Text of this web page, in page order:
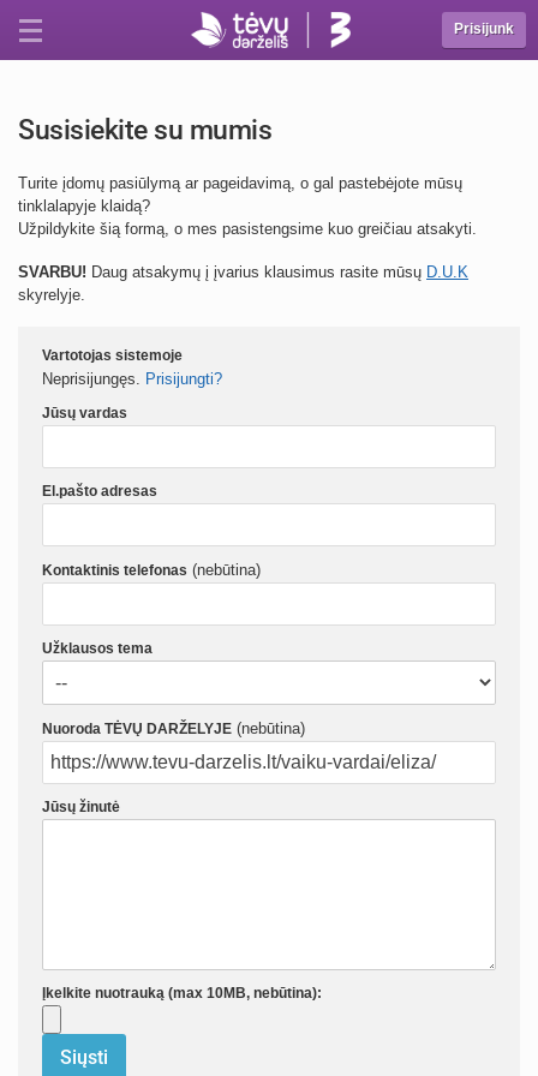
Prisijunk
Susisiekite su mumis
Turite įdomų pasiūlymą ar pageidavimą, o gal pastebėjote mūsų
tinklalapyje klaidą?
Užpildykite šią formą, o mes pasistengsime kuo greičiau atsakyti.
SVARBU! Daug atsakymų į įvarius klausimus rasite mūsų D.U.K
skyrelyje.
Vartotojas sistemoje
Neprisijungęs. Prisijungti?
Jūsų vardas
El.pašto adresas
Kontaktinis telefonas (nebūtina)
Užklausos tema
Nuoroda TĖVŲ DARŽELYJE (nebūtina)
Jūsų žinutė
Įkelkite nuotrauką (max 10MB, nebūtina):